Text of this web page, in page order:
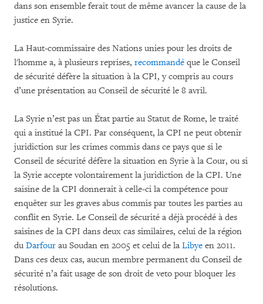
dans son ensemble ferait tout de même avancer la cause de la
justice en Syrie.
La Haut-commissaire des Nations unies pour les droits de
l'homme a, à plusieurs reprises, recommandé que le Conseil
de sécurité défère la situation à la CPI, y compris au cours
d’une présentation au Conseil de sécurité le 8 avril.
La Syrie n’est pas un État partie au Statut de Rome, le traité
qui a institué la CPI. Par conséquent, la CPI ne peut obtenir
juridiction sur les crimes commis dans ce pays que si le
Conseil de sécurité défère la situation en Syrie à la Cour, ou si
la Syrie accepte volontairement la juridiction de la CPI. Une
saisine de la CPI donnerait à celle-ci la compétence pour
enquêter sur les graves abus commis par toutes les parties au
conflit en Syrie. Le Conseil de sécurité a déjà procédé à des
saisines de la CPI dans deux cas similaires, celui de la région
du Darfour au Soudan en 2005 et celui de la Libye en 2011.
Dans ces deux cas, aucun membre permanent du Conseil de
sécurité n’a fait usage de son droit de veto pour bloquer les
résolutions.